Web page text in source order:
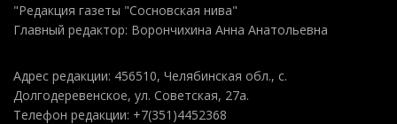
"Редакция газеты "Сосновская нива"
Главный редактор: Ворончихина Анна Анатольевна
Адрес редакции: 456510, Челябинская обл., с.
Долгодеревенское, ул. Советская, 27а.
Телефон редакции: +7(351)4452368